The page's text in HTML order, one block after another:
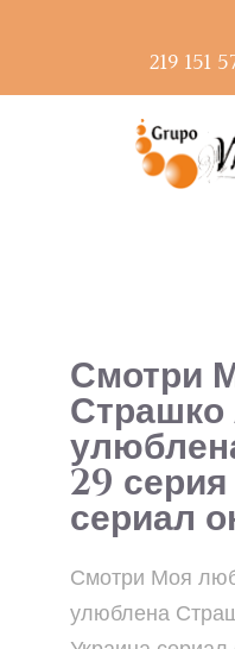
219 151
Смотри
29 серия
сериал
Смотри Моя
улюблена